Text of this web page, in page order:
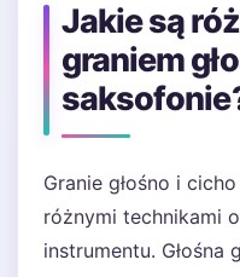
Jakie są
graniem
Granie głośno i
różnymi technikami
instrumentu.